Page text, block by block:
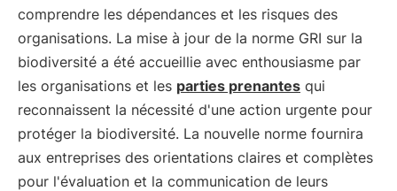
comprendre les dépendances et les risques des
organisations. La mise à jour de la norme GRI sur la
biodiversité a été accueillie avec enthousiasme par
les organisations et les parties prenantes qui
reconnaissent la nécessité d'une action urgente pour
protéger la biodiversité. La nouvelle norme fournira
aux entreprises des orientations claires et complètes
pour l'évaluation et la communication de leurs